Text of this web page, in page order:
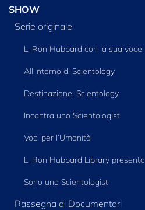
SHOW
Serie originale
L. Ron Hubbard con la sua voce
All’interno di Scientology
Destinazione: Scientology
Incontra uno Scientologist
Voci per l’Umanità
L. Ron Hubbard Library presenta
Sono uno Scientologist
Rassegna di Documentari